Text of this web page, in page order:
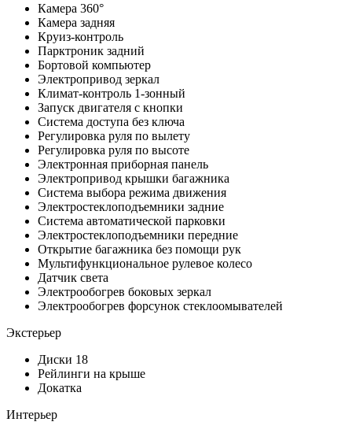
Камера 360°
Камера задняя
Круиз-контроль
Парктроник задний
Бортовой компьютер
Электропривод зеркал
Климат-контроль 1-зонный
Запуск двигателя с кнопки
Система доступа без ключа
Регулировка руля по вылету
Регулировка руля по высоте
Электронная приборная панель
Электропривод крышки багажника
Система выбора режима движения
Электростеклоподъемники задние
Система автоматической парковки
Электростеклоподъемники передние
Открытие багажника без помощи рук
Мультифункциональное рулевое колесо
Датчик света
Электрообогрев боковых зеркал
Электрообогрев форсунок стеклоомывателей
Экстерьер
Диски 18
Рейлинги на крыше
Докатка
Интерьер